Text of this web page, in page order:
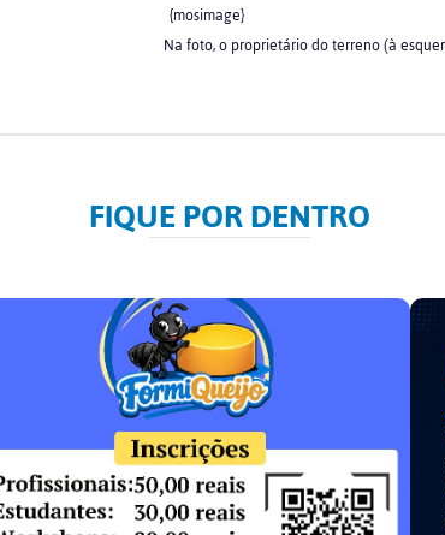
{mosimage}
Na foto, o proprietário do terreno (à
FIQUE POR DENTRO